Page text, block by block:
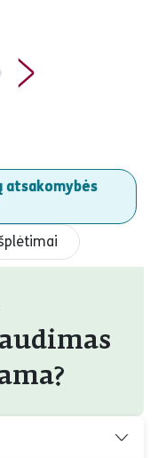
atsakomybės